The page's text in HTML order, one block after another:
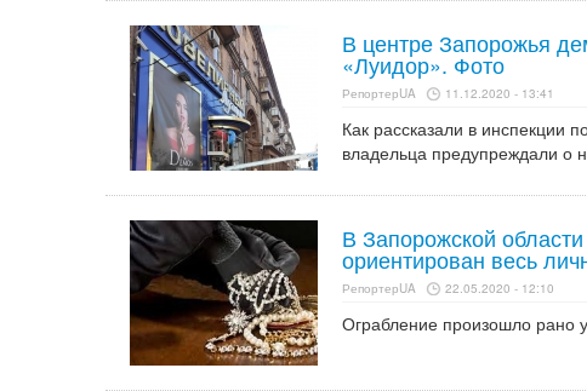
В центре Запорожья
«Луидор». Фото
РепортерUA 11.12.2020 - 13:41
Как рассказали в инспекции
владельца предупреждали о
В Запорожской
ориентирован весь
РепортерUA 22.05.2020 - 12:10
Ограбление произошло рано